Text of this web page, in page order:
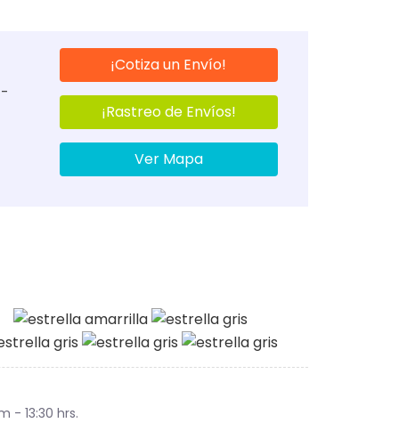
¡Cotiza un Envío!
¡Rastreo de Envíos!
Ver Mapa
- 13:30 hrs.